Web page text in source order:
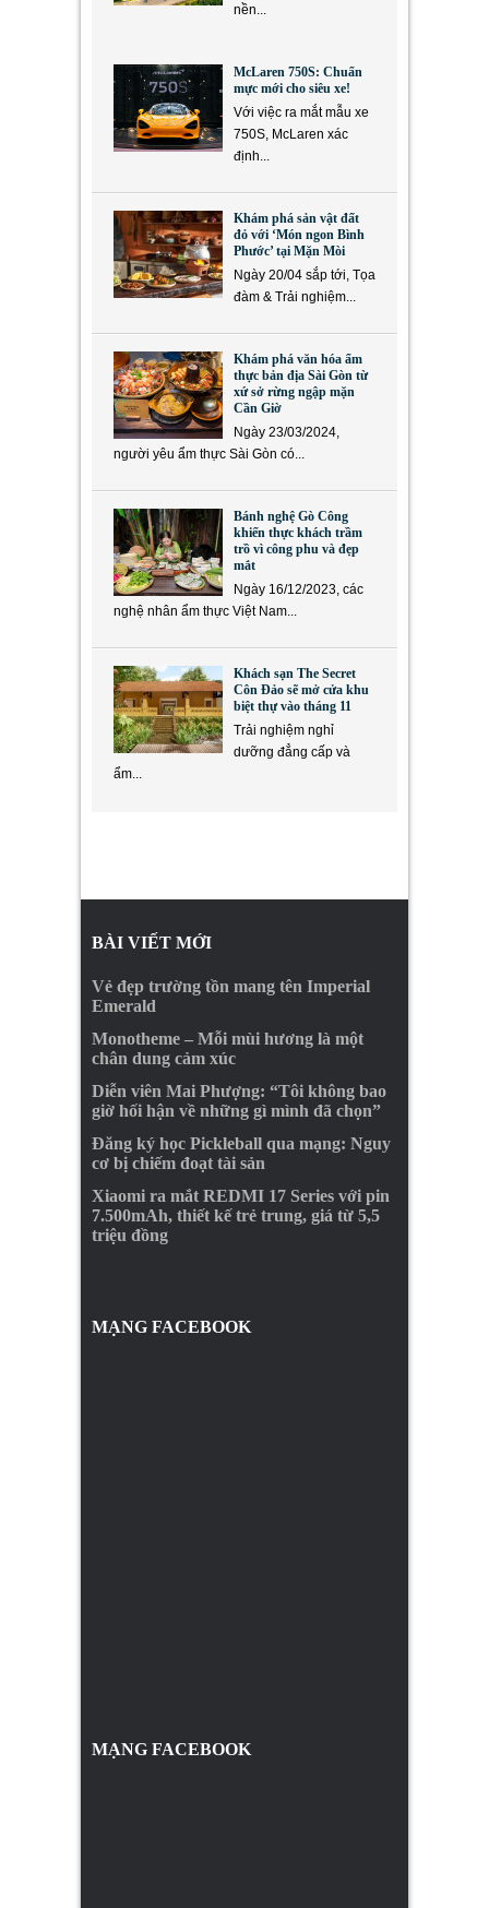
nền...
McLaren 750S: Chuẩn
mực mới cho siêu xe!
Với việc ra mắt mẫu xe
750S, McLaren xác
định...
Khám phá sản vật đất
đỏ với ‘Món ngon Bình
Phước’ tại Mặn Mòi
Ngày 20/04 sắp tới, Tọa
đàm & Trải nghiệm...
Khám phá văn hóa ẩm
thực bản địa Sài Gòn từ
xứ sở rừng ngập mặn
Cần Giờ
Ngày 23/03/2024,
người yêu ẩm thực Sài Gòn có...
Bánh nghệ Gò Công
khiến thực khách trầm
trồ vì công phu và đẹp
mắt
Ngày 16/12/2023, các
nghệ nhân ẩm thực Việt Nam...
Khách sạn The Secret
Côn Đảo sẽ mở cửa khu
biệt thự vào tháng 11
Trải nghiệm nghỉ
dưỡng đẳng cấp và
ẩm...
BÀI VIẾT MỚI
Vẻ đẹp trường tồn mang tên Imperial
Emerald
Monotheme – Mỗi mùi hương là một
chân dung cảm xúc
Diễn viên Mai Phượng: “Tôi không bao
giờ hối hận về những gì mình đã chọn”
Đăng ký học Pickleball qua mạng: Nguy
cơ bị chiếm đoạt tài sản
Xiaomi ra mắt REDMI 17 Series với pin
7.500mAh, thiết kế trẻ trung, giá từ 5,5
triệu đồng
MẠNG FACEBOOK
MẠNG FACEBOOK